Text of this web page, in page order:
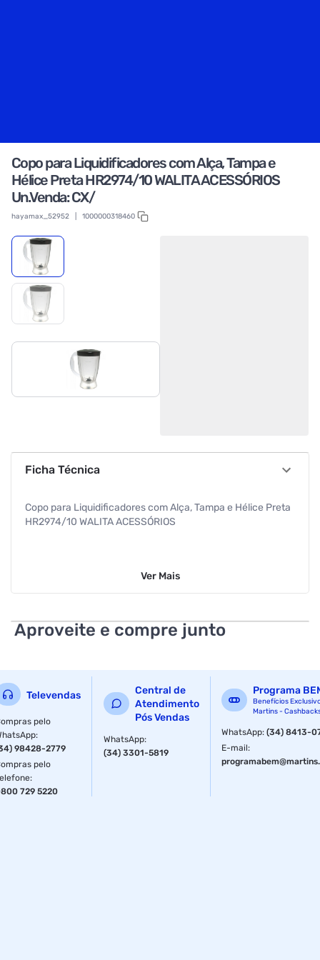
Copo para Liquidificadores com Alça, Tampa e
Hélice Preta HR2974/10 WALITA ACESSÓRIOS
Un.Venda: CX/
hayamax_52952 1000000318460
Ficha Técnica
Copo para Liquidificadores com Alça, Tampa e Hélice Preta
HR2974/10 WALITA ACESSÓRIOS
Ver Mais
Aproveite e compre junto
Televendas
pelo
:
98428-2779
pelo
:
729 5220
Central de
Atendimento
Pós Vendas
WhatsApp:
(34) 3301-5819
Programa
Benefícios
Martins -
WhatsApp:(34) 8413-
E-mail: